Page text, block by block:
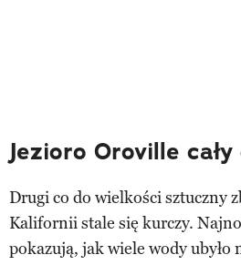
Jezioro Oroville
Drugi co do wielkości sztuczny
Kalifornii stale się kurczy.
pokazują, jak wiele wody ubyło